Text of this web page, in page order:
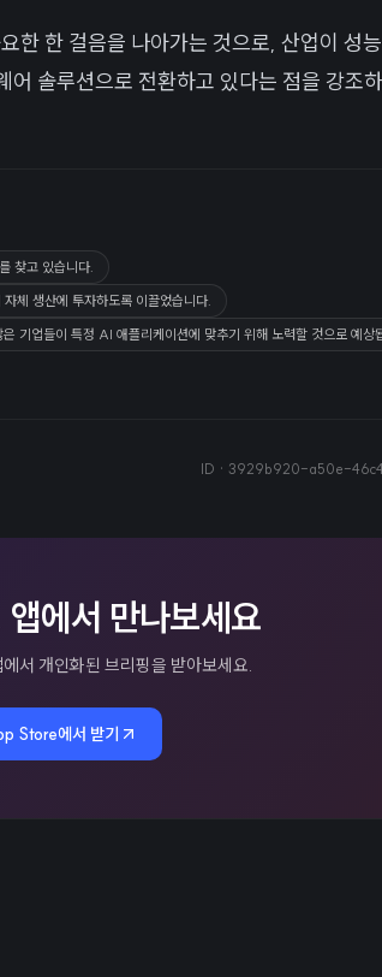
한 걸음을 나아가는 것으로, 산업이 성
솔루션으로 전환하고 있다는 점을 강조
찾고 있습니다.
체 생산에 투자하도록 이끌었습니다.
기업들이 특정 AI 애플리케이션에 맞추기 위해 노력할 것으로 예상
ID · 3929b920-a50e-
에서 만나보세요
서 개인화된 브리핑을 받아보세요.
Store에서 받기